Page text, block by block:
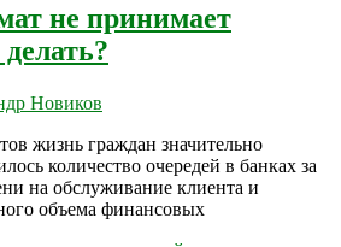
не принимает
Новиков
жизнь граждан значительно
количество очередей в банках за
на обслуживание клиента и
объема финансовых